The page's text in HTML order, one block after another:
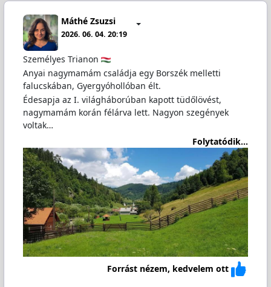
Máthé Zsuzsi
2026. 06. 04. 20:19
Személyes Trianon
Anyai nagymamám családja egy Borszék melletti
falucskában, Gyergyóhollóban élt.
Édesapja az I. világháborúban kapott tüdőlövést,
nagymamám korán félárva lett. Nagyon szegények
voltak…
Folytatódik...
Forrást nézem, kedvelem ott